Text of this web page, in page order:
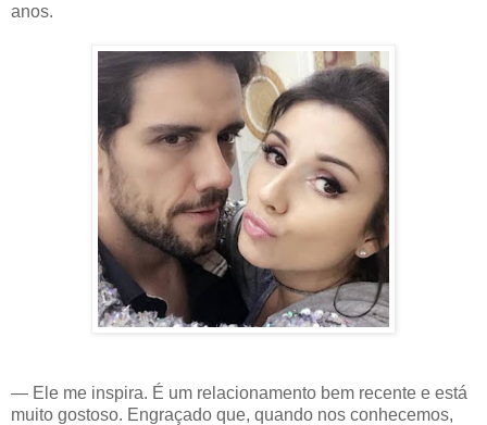
anos.
— Ele me inspira. É um relacionamento bem recente e está
muito gostoso. Engraçado que, quando nos conhecemos,